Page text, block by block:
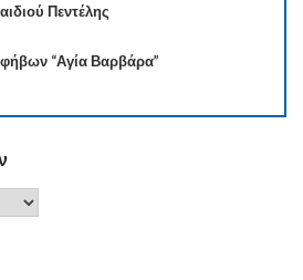
Πεντέλης
“Αγία Βαρβάρα”